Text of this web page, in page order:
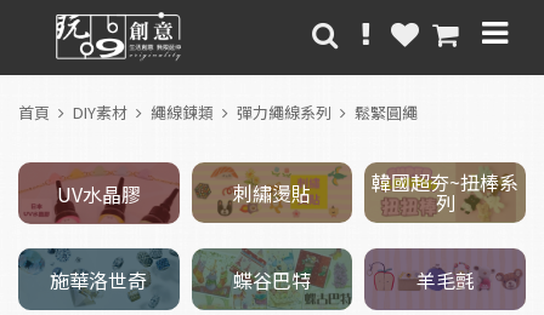
首頁 DIY素材 繩線鍊類 彈力繩線系列 鬆緊圓繩
UV水晶膠 刺繡燙貼 韓國超夯~扭棒系
列
施華洛世奇 蝶谷巴特 羊毛氈